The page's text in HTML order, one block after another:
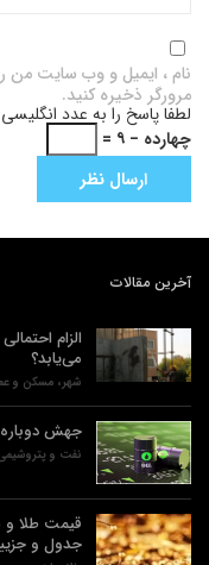
نام ، ایمیل و وب سایت من
مرورگر ذخیره کنید.
لطفا پاسخ را به عدد انگلیسی
چهارده − ۹ =
آخرین مقالات
الزام
می‌یابد؟
شهر، مسکن و
جهش دوباره
نفت و
جدول و